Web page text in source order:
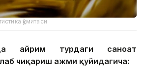
қўмитаси
айрим турдаги саноат
чиқариш ҳажми қуйидагича: